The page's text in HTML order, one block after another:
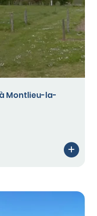
Montlieu-la-